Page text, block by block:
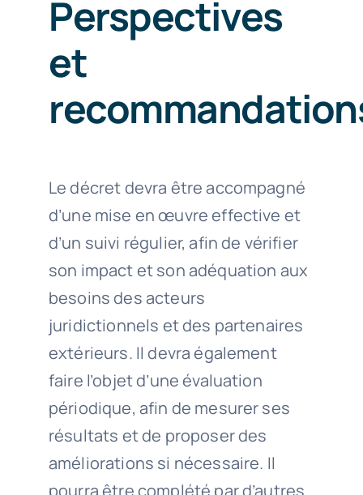
Perspectives
et
Le décret devra être accompagné
d’une mise en œuvre effective et
d’un suivi régulier, afin de vérifier
son impact et son adéquation aux
besoins des acteurs
juridictionnels et des partenaires
extérieurs. Il devra également
faire l’objet d’une évaluation
périodique, afin de mesurer ses
résultats et de proposer des
améliorations si nécessaire. Il
pourra être complété par d’autres